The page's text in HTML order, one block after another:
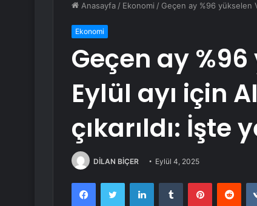
Anasayfa / Ekonomi / Geçen ay %96 yükselen
Ekonomi
Geçen ay
Eylül ayı için
çıkarıldı: İşte
DİLAN BİÇER Eylül 4, 2025
FacebookTwitter LinkedInTumblr Pinterest